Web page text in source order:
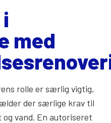
med
rolle er særlig vigtig,
der særlige krav til
vand. En autoriseret